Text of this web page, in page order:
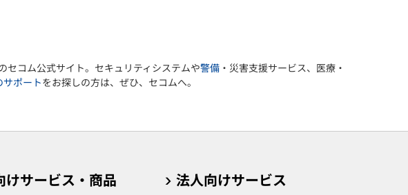
セコム公式サイト。セキュリティシステムや警備 ・災害支援サービス、医療・
サポートをお探しの方は、ぜひ、セコムへ。
けサービス・商品 法人向けサービス